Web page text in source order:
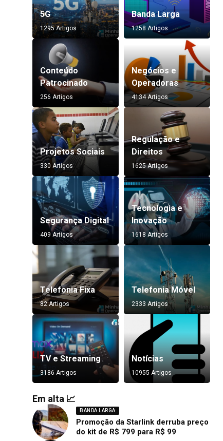
5G
1295 Artigos
Banda Larga
1258 Artigos
Conteúdo
Patrocinado
256 Artigos
Negócios e
Operadoras
4134 Artigos
Projetos Sociais
330 Artigos
Regulação e
Direitos
1625 Artigos
Segurança Digital
409 Artigos
Tecnologia e
Inovação
1618 Artigos
Telefonia Fixa
82 Artigos
Telefonia Móvel
2333 Artigos
TV e Streaming
3186 Artigos
Notícias
10955 Artigos
Em alta 📈
BANDA LARGA
Promoção da Starlink derruba preço
do kit de R$ 799 para R$ 99